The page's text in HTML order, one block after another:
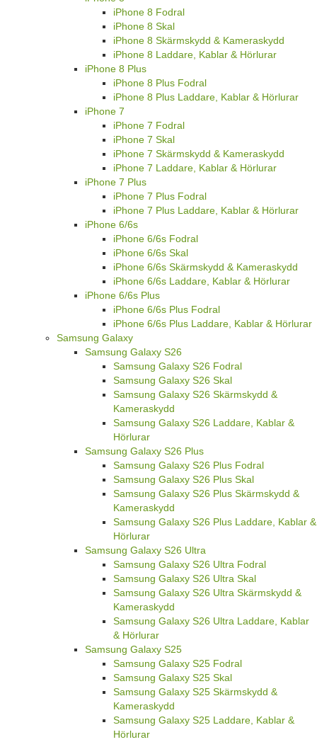
iPhone 8 Fodral
iPhone 8 Skal
iPhone 8 Skärmskydd & Kameraskydd
iPhone 8 Laddare, Kablar & Hörlurar
iPhone 8 Plus
iPhone 8 Plus Fodral
iPhone 8 Plus Laddare, Kablar & Hörlurar
iPhone 7
iPhone 7 Fodral
iPhone 7 Skal
iPhone 7 Skärmskydd & Kameraskydd
iPhone 7 Laddare, Kablar & Hörlurar
iPhone 7 Plus
iPhone 7 Plus Fodral
iPhone 7 Plus Laddare, Kablar & Hörlurar
iPhone 6/6s
iPhone 6/6s Fodral
iPhone 6/6s Skal
iPhone 6/6s Skärmskydd & Kameraskydd
iPhone 6/6s Laddare, Kablar & Hörlurar
iPhone 6/6s Plus
iPhone 6/6s Plus Fodral
iPhone 6/6s Plus Laddare, Kablar & Hörlurar
Samsung Galaxy
Samsung Galaxy S26
Samsung Galaxy S26 Fodral
Samsung Galaxy S26 Skal
Samsung Galaxy S26 Skärmskydd &
Kameraskydd
Samsung Galaxy S26 Laddare, Kablar &
Hörlurar
Samsung Galaxy S26 Plus
Samsung Galaxy S26 Plus Fodral
Samsung Galaxy S26 Plus Skal
Samsung Galaxy S26 Plus Skärmskydd &
Kameraskydd
Samsung Galaxy S26 Plus Laddare, Kablar &
Hörlurar
Samsung Galaxy S26 Ultra
Samsung Galaxy S26 Ultra Fodral
Samsung Galaxy S26 Ultra Skal
Samsung Galaxy S26 Ultra Skärmskydd &
Kameraskydd
Samsung Galaxy S26 Ultra Laddare, Kablar
& Hörlurar
Samsung Galaxy S25
Samsung Galaxy S25 Fodral
Samsung Galaxy S25 Skal
Samsung Galaxy S25 Skärmskydd &
Kameraskydd
Samsung Galaxy S25 Laddare, Kablar &
Hörlurar